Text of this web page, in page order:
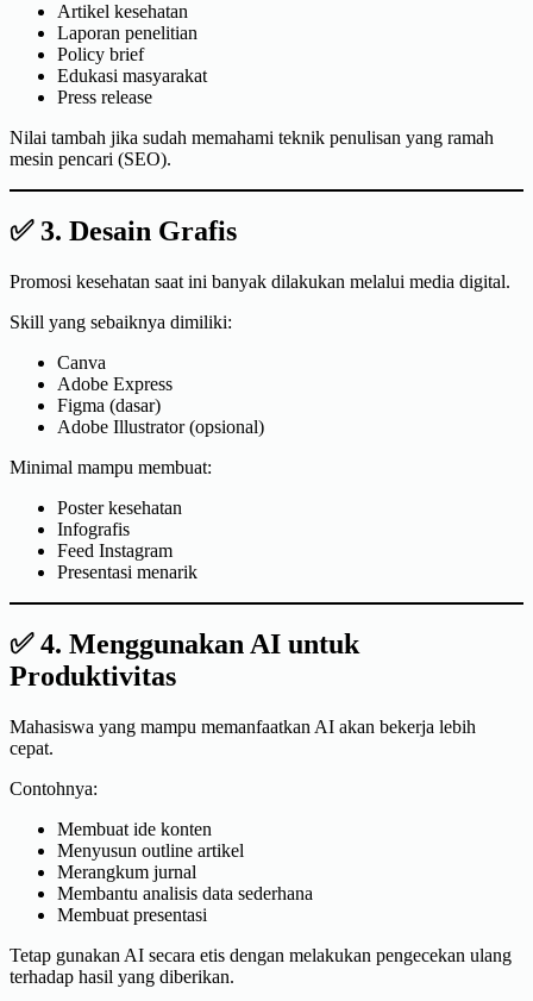
Artikel kesehatan
Laporan penelitian
Policy brief
Edukasi masyarakat
Press release
Nilai tambah jika sudah memahami teknik penulisan yang ramah
mesin pencari (SEO).
✅ 3. Desain Grafis
Promosi kesehatan saat ini banyak dilakukan melalui media digital.
Skill yang sebaiknya dimiliki:
Canva
Adobe Express
Figma (dasar)
Adobe Illustrator (opsional)
Minimal mampu membuat:
Poster kesehatan
Infografis
Feed Instagram
Presentasi menarik
✅ 4. Menggunakan AI untuk
Produktivitas
Mahasiswa yang mampu memanfaatkan AI akan bekerja lebih
cepat.
Contohnya:
Membuat ide konten
Menyusun outline artikel
Merangkum jurnal
Membantu analisis data sederhana
Membuat presentasi
Tetap gunakan AI secara etis dengan melakukan pengecekan ulang
terhadap hasil yang diberikan.